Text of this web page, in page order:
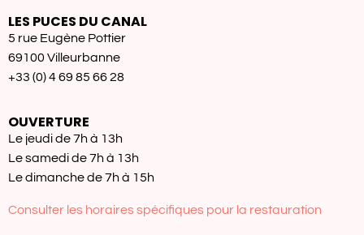
LES PUCES DU CANAL
5 rue Eugène Pottier
69100 Villeurbanne
+33 (0) 4 69 85 66 28
OUVERTURE
Le jeudi de 7h à 13h
Le samedi de 7h à 13h
Le dimanche de 7h à 15h
Consulter les horaires spécifiques pour la restauration